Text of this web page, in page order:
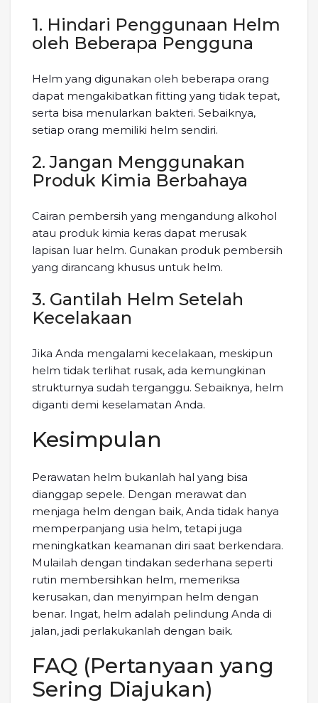
1. Hindari Penggunaan Helm
oleh Beberapa Pengguna
Helm yang digunakan oleh beberapa orang
dapat mengakibatkan fitting yang tidak tepat,
serta bisa menularkan bakteri. Sebaiknya,
setiap orang memiliki helm sendiri.
2. Jangan Menggunakan
Produk Kimia Berbahaya
Cairan pembersih yang mengandung alkohol
atau produk kimia keras dapat merusak
lapisan luar helm. Gunakan produk pembersih
yang dirancang khusus untuk helm.
3. Gantilah Helm Setelah
Kecelakaan
Jika Anda mengalami kecelakaan, meskipun
helm tidak terlihat rusak, ada kemungkinan
strukturnya sudah terganggu. Sebaiknya, helm
diganti demi keselamatan Anda.
Kesimpulan
Perawatan helm bukanlah hal yang bisa
dianggap sepele. Dengan merawat dan
menjaga helm dengan baik, Anda tidak hanya
memperpanjang usia helm, tetapi juga
meningkatkan keamanan diri saat berkendara.
Mulailah dengan tindakan sederhana seperti
rutin membersihkan helm, memeriksa
kerusakan, dan menyimpan helm dengan
benar. Ingat, helm adalah pelindung Anda di
jalan, jadi perlakukanlah dengan baik.
FAQ (Pertanyaan yang
Sering Diajukan)